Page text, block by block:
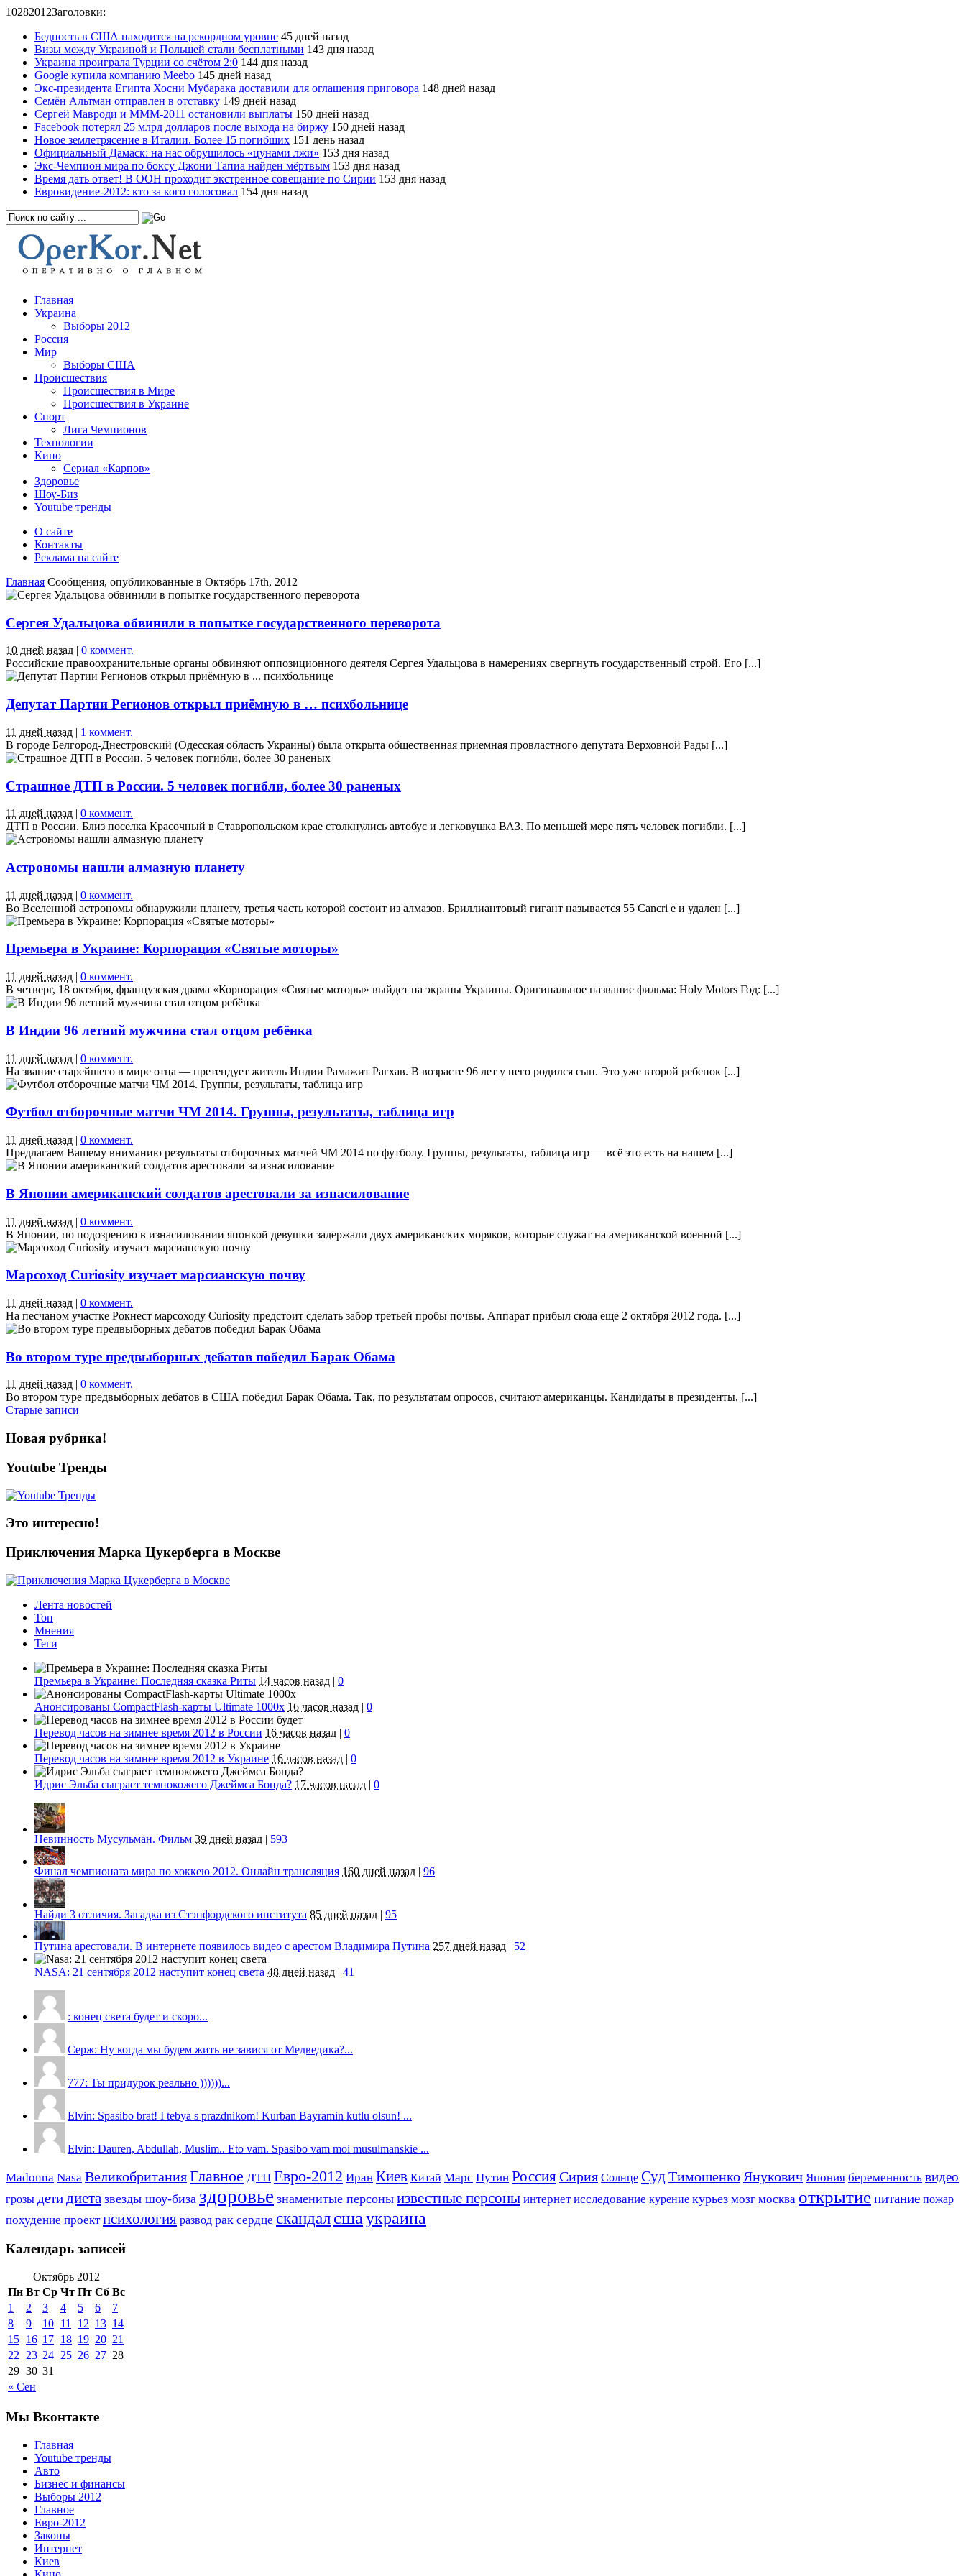
10282012Заголовки:
Бедность в США находится на рекордном уровне 45 дней назад
Визы между Украиной и Польшей стали бесплатными 143 дня назад
Украина проиграла Турции со счётом 2:0 144 дня назад
Google купила компанию Meebo 145 дней назад
Экс-президента Египта Хосни Мубарака доставили для оглашения приговора 148 дней назад
Семён Альтман отправлен в отставку 149 дней назад
Сергей Мавроди и МММ-2011 остановили выплаты 150 дней назад
Facebook потерял 25 млрд долларов после выхода на биржу 150 дней назад
Новое землетрясение в Италии. Более 15 погибших 151 день назад
Официальный Дамаск: на нас обрушилось «цунами лжи» 153 дня назад
Экс-Чемпион мира по боксу Джони Тапиа найден мёртвым 153 дня назад
Время дать ответ! В ООН проходит экстренное совещание по Сирии 153 дня назад
Евровидение-2012: кто за кого голосовал 154 дня назад
Главная
Украина
Выборы 2012
Россия
Мир
Выборы США
Происшествия
Происшествия в Мире
Происшествия в Украине
Спорт
Лига Чемпионов
Технологии
Кино
Сериал «Карпов»
Здоровье
Шоу-Биз
Youtube тренды
О сайте
Контакты
Реклама на сайте
Главная Сообщения, опубликованные в Октябрь 17th, 2012
Сергея Удальцова обвинили в попытке государственного переворота
10 дней назад | 0 коммент.
Российские правоохранительные органы обвиняют оппозиционного деятеля Сергея Удальцова в намерениях свергнуть государственный строй. Его [...]
Депутат Партии Регионов открыл приёмную в … психбольнице
11 дней назад | 1 коммент.
В городе Белгород-Днестровский (Одесская область Украины) была открыта общественная приемная провластного депутата Верховной Рады [...]
Страшное ДТП в России. 5 человек погибли, более 30 раненых
11 дней назад | 0 коммент.
ДТП в России. Близ поселка Красочный в Ставропольском крае столкнулись автобус и легковушка ВАЗ. По меньшей мере пять человек погибли. [...]
Астрономы нашли алмазную планету
11 дней назад | 0 коммент.
Во Вселенной астрономы обнаружили планету, третья часть которой состоит из алмазов. Бриллиантовый гигант называется 55 Cancri e и удален [...]
Премьера в Украине: Корпорация «Святые моторы»
11 дней назад | 0 коммент.
В четверг, 18 октября, французская драма «Корпорация «Святые моторы» выйдет на экраны Украины. Оригинальное название фильма: Holy Motors Год: [...]
В Индии 96 летний мужчина стал отцом ребёнка
11 дней назад | 0 коммент.
На звание старейшего в мире отца — претендует житель Индии Рамажит Рагхав. В возрасте 96 лет у него родился сын. Это уже второй ребенок [...]
Футбол отборочные матчи ЧМ 2014. Группы, результаты, таблица игр
11 дней назад | 0 коммент.
Предлагаем Вашему вниманию результаты отборочных матчей ЧМ 2014 по футболу. Группы, результаты, таблица игр — всё это есть на нашем [...]
В Японии американский солдатов арестовали за изнасилование
11 дней назад | 0 коммент.
В Японии, по подозрению в изнасиловании японкой девушки задержали двух американских моряков, которые служат на американской военной [...]
Марсоход Curiosity изучает марсианскую почву
11 дней назад | 0 коммент.
На песчаном участке Рокнест марсоходу Curiosity предстоит сделать забор третьей пробы почвы. Аппарат прибыл сюда еще 2 октября 2012 года. [...]
Во втором туре предвыборных дебатов победил Барак Обама
11 дней назад | 0 коммент.
Во втором туре предвыборных дебатов в США победил Барак Обама. Так, по результатам опросов, считают американцы. Кандидаты в президенты, [...]
Старые записи
Новая рубрика!
Youtube Тренды
Это интересно!
Приключения Марка Цукерберга в Москве
Лента новостей
Топ
Мнения
Теги
Премьера в Украине: Последняя сказка Риты 14 часов назад | 0
Анонсированы CompactFlash-карты Ultimate 1000x 16 часов назад | 0
Перевод часов на зимнее время 2012 в России 16 часов назад | 0
Перевод часов на зимнее время 2012 в Украине 16 часов назад | 0
Идрис Эльба сыграет темнокожего Джеймса Бонда? 17 часов назад | 0
Невинность Мусульман. Фильм 39 дней назад | 593
Финал чемпионата мира по хоккею 2012. Онлайн трансляция 160 дней назад | 96
Найди 3 отличия. Загадка из Стэнфордского института 85 дней назад | 95
Путина арестовали. В интернете появилось видео с арестом Владимира Путина 257 дней назад | 52
NASA: 21 сентября 2012 наступит конец света 48 дней назад | 41
: конец света будет и скоро...
Серж: Ну когда мы будем жить не завися от Медведика?...
777: Ты придурок реально ))))))...
Elvin: Spasibo brat! I tebya s prazdnikom! Kurban Bayramin kutlu olsun! ...
Elvin: Dauren, Abdullah, Muslim.. Eto vam. Spasibo vam moi musulmanskie ...
Madonna Nasa ВеликобританияГлавное ДТП Евро-2012 Иран Киев Китай Марс Путин РоссияСирия Солнце Суд Тимошенко Янукович Япония беременность видео
грозы дети диета звезды шоу-биза здоровье знаменитые персоны известные персоны интернет исследование курение курьез мозг москва открытиепитание пожар
похудение проект психология развод рак сердце скандал сшаукраина
Календарь записей
Октябрь 2012
Пн Вт Ср Чт Пт Сб Вс
« Сен
1 2 3 4 5 6
7
8
9 10 11 12 13 14
15 16 17 18 19 20 21
22
23 24 25 26 27 28
29 30 31
Мы Вконтакте
Главная
Youtube тренды
Авто
Бизнес и финансы
Выборы 2012
Главное
Евро-2012
Законы
Интернет
Киев